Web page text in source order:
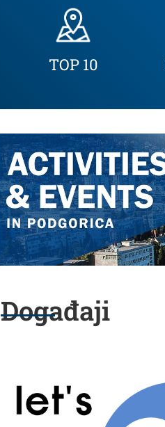
TOP 10
Događaji